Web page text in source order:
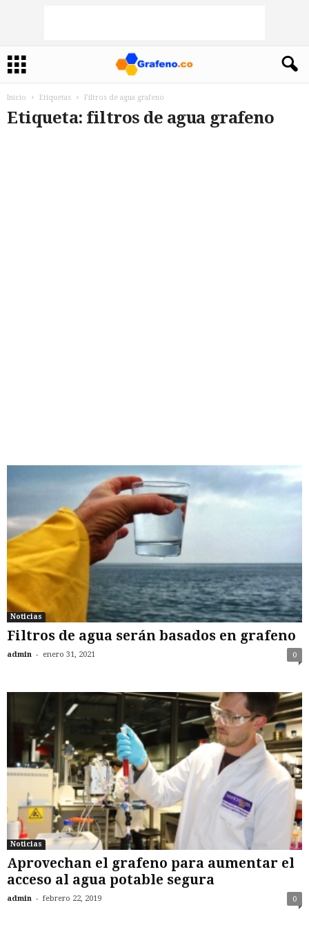
Inicio Etiquetas Filtros de agua grafeno
Etiqueta: filtros de agua grafeno
Noticias
Filtros de agua serán basados en grafeno
admin - enero 31, 2021 0
Noticias
Aprovechan el grafeno para aumentar el
acceso al agua potable segura
admin - febrero 22, 2019 0